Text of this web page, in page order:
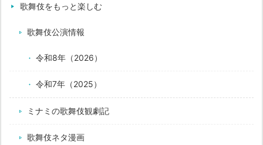
歌舞伎をもっと楽しむ
歌舞伎公演情報
令和8年（2026）
令和7年（2025）
ミナミの歌舞伎観劇記
歌舞伎ネタ漫画